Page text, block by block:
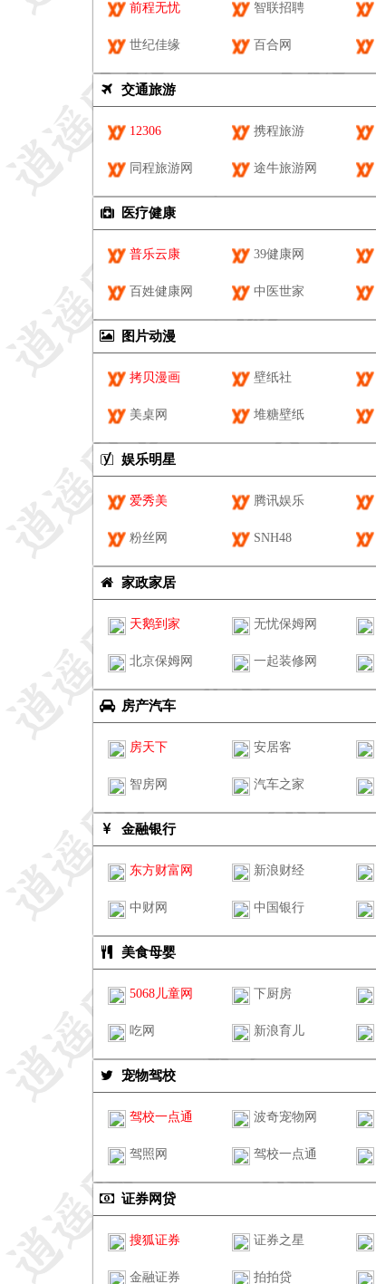
前程无忧 智联招聘
世纪佳缘 百合网
交通旅游
12306 携程旅游
同程旅游网 途牛旅游网
医疗健康
普乐云康 39健康网
百姓健康网 中医世家
图片动漫
拷贝漫画 壁纸社
美桌网 堆糖壁纸
娱乐明星
爱秀美 腾讯娱乐
粉丝网 SNH48
家政家居
天鹅到家 无忧保姆网
北京保姆网 一起装修网
房产汽车
房天下 安居客
智房网 汽车之家
金融银行
东方财富网 新浪财经
中财网 中国银行
美食母婴
5068儿童网 下厨房
吃网 新浪育儿
宠物驾校
驾校一点通 波奇宠物网
驾照网 驾校一点通
证券网贷
搜狐证券 证券之星
金融证券 拍拍贷